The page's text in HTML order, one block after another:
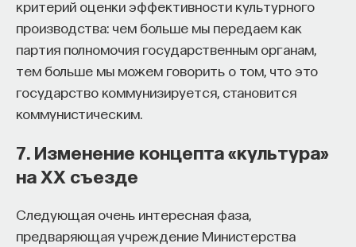
критерий оценки эффективности культурного
производства: чем больше мы передаем как
партия полномочия государственным органам,
тем больше мы можем говорить о том, что это
государство коммунизируется, становится
коммунистическим.
7. Изменение концепта «культура»
на XX съезде
Следующая очень интересная фаза,
предваряющая учреждение Министерства
успешными философскими школами. Марк
Аврелий же в свободное от философствования
время управлял Римской империей. Если
на то пошло, эти люди превзошли самих себя. Это
и в самом деле занимательно: не нуждающиеся
для удовлетворения практически ни в чем, они
Вот как стоики объяснили бы этот кажущийся
довольствоваться тем, что мы имеем,
но и подталкивает искать определенных вещей